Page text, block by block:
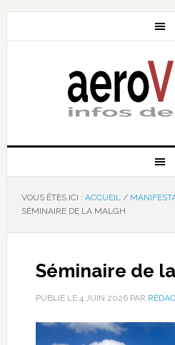
VOUS ÊTES ICI : ACCUEIL /
SÉMINAIRE DE LA MALGH
Séminaire de
PUBLIÉ LE 4 JUIN 2026PAR